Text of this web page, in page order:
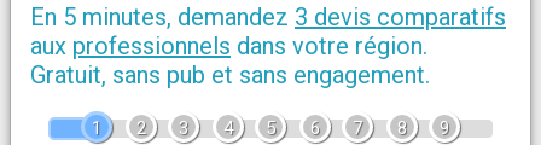
En 5 minutes, demandez 3 devis comparatifs
aux professionnels dans votre région.
Gratuit, sans pub et sans engagement.
1 2 3 4 5 6 7 8 9